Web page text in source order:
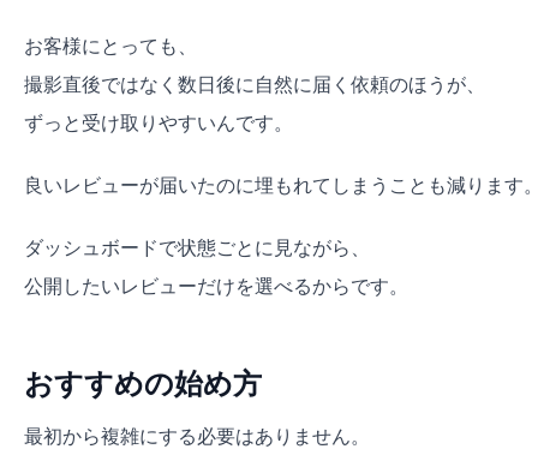
お客様にとっても、
撮影直後ではなく数日後に自然に届く依頼のほうが、
ずっと受け取りやすいんです。
良いレビューが届いたのに埋もれてしまうことも減ります
ダッシュボードで状態ごとに見ながら、
公開したいレビューだけを選べるからです。
おすすめの始め方
最初から複雑にする必要はありません。